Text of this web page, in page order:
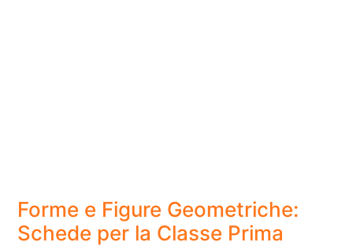
Forme e Figure Geometriche:
Schede per la Classe Prima